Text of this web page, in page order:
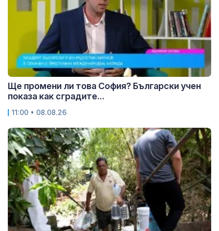
Ще промени ли това София? Български учен
показа как сградите...
11:00 • 08.08.26